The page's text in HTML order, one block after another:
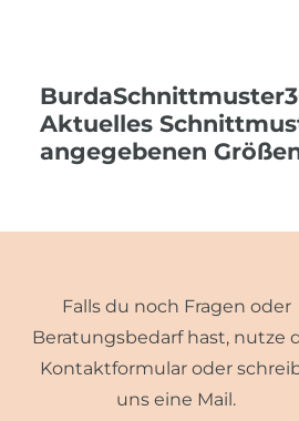
Aktuelles
angegebenen
Falls du noch Fragen oder
Beratungsbedarf hast, nutze
Kontaktformular oder
uns eine Mail.